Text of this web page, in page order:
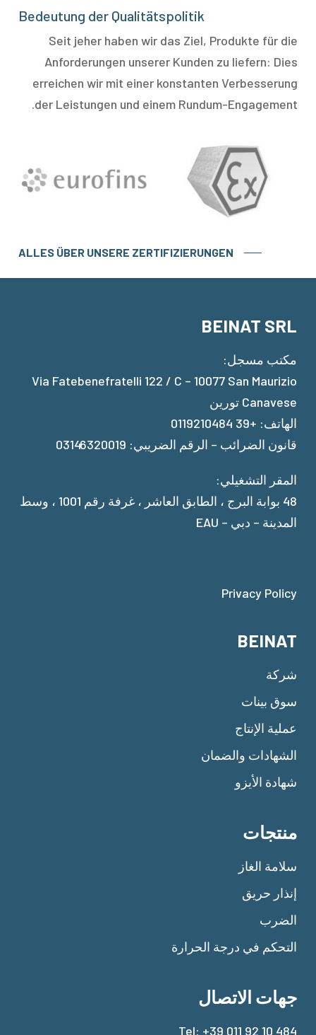
Bedeutung der Qualitätspolitik
Seit jeher haben wir das Ziel, Produkte für die
Anforderungen unserer Kunden zu liefern: Dies
erreichen wir mit einer konstanten Verbesserung
der Leistungen und einem Rundum-Engagement.
ALLES ÜBER UNSERE ZERTIFIZIERUNGEN
BEINAT SRL
مكتب مسجل:
Via Fatebenefratelli 122 / C – 10077 San Maurizio
Canavese تورين
الهاتف: +39 0119210484
قانون الضرائب – الرقم الضريبي: 03146320019
المقر التشغيلي:
48 بوابة البرج ، الطابق العاشر ، غرفة رقم 1001 ، وسط
المدينة – دبي – EAU
Privacy Policy
BEINAT
شركة
سوق بينات
عملية الإنتاج
الشهادات والضمان
شهادة الأيزو
منتجات
سلامة الغاز
إنذار حريق
الضرب
التحكم في درجة الحرارة
جهات الاتصال
Tel: +39 011 92 10 484